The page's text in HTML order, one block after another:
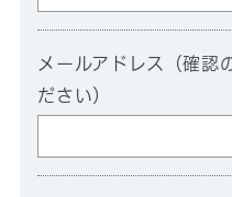
メールアドレス（確認
ださい）